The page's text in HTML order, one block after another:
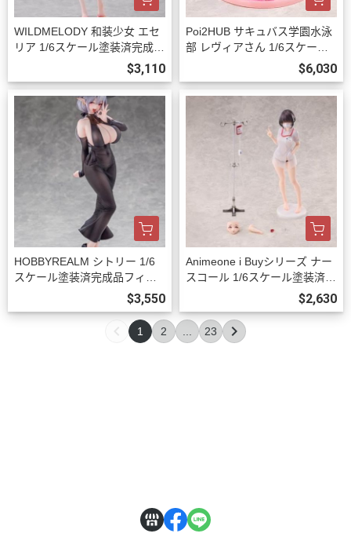
WILDMELODY 和装少女 エセ
リア 1/6スケール塗装済完成品
フィギュア 預購27年08月102
3
$3,110
Poi2HUB サキュバス学園水泳
部 レヴィアさん 1/6スケール
塗装済完成品フィギュア 豪華
版 預購27年06月1023
$6,030
HOBBYREALM シトリー 1/6
スケール塗装済完成品フィギ
ュア 豪華版 預購27年03月100
9
$3,550
Animeone i Buyシリーズ ナー
スコール 1/6スケール塗装済完
成品フィギュア 初回限定版 預
購26年12月1002
$2,630
1 2 ... 23